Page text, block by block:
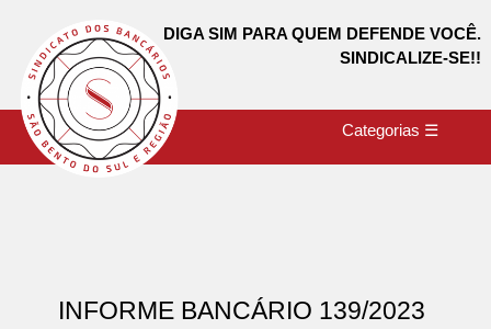
DIGA SIM PARA QUEM DEFENDE VOCÊ.
SINDICALIZE-SE!!
Categorias ☰
INFORME BANCÁRIO 139/2023